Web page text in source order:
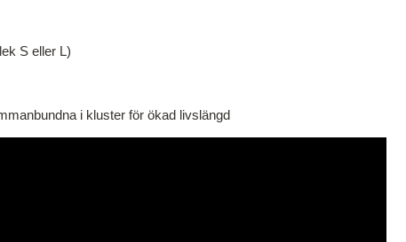
S eller L)
i kluster för ökad livslängd